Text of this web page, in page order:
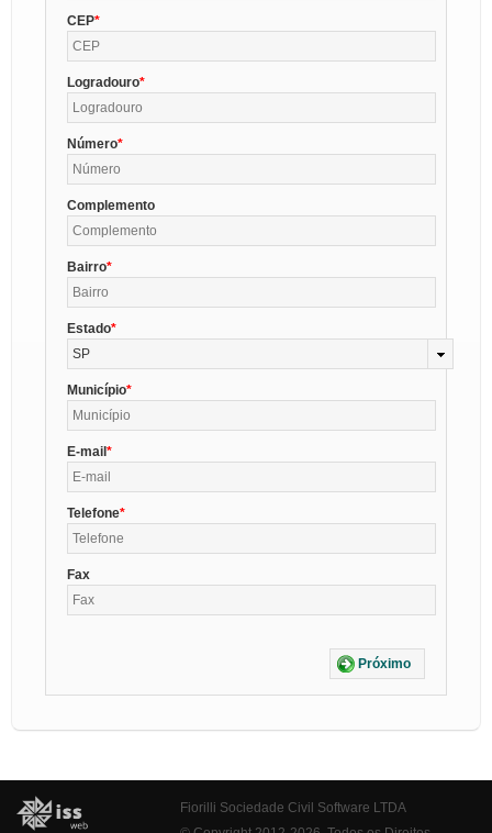
CEP
Logradouro
Número
Complemento
Bairro
Estado
SP
Município
E-mail
Telefone
Fax
Próximo
Fiorilli Sociedade Civil Software LTDA